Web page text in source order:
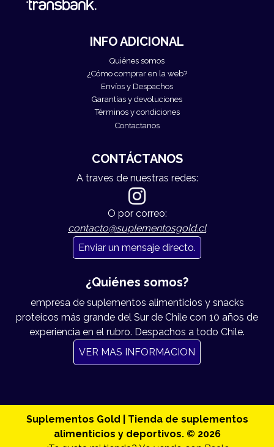
INFO ADICIONAL
Quiénes somos
¿Cómo comprar en la web?
Envíos y Despachos
Garantías y devoluciones
Términos y condiciones
Contactanos
CONTÁCTANOS
A traves de nuestras redes:
O por correo:
contacto@suplementosgold.cl
Enviar un mensaje directo.
¿Quiénes somos?
empresa de suplementos alimenticios y snacks
proteicos más grande del Sur de Chile con 10 años de
experiencia en el rubro. Despachos a todo Chile.
VER MAS INFORMACION
Suplementos Gold | Tienda de suplementos
alimenticios y deportivos. © 2026